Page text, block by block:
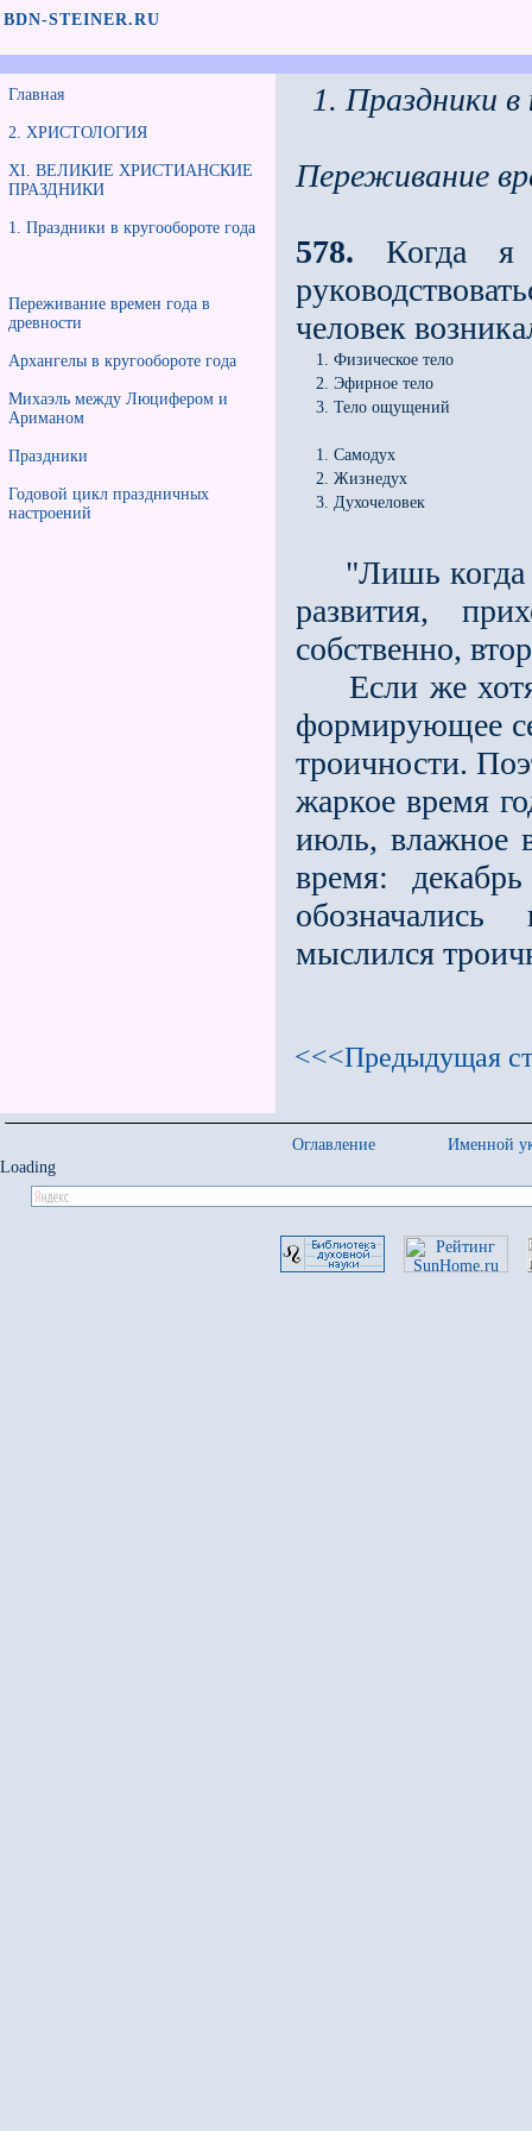
BDN-STEINER.RU
Главная
2. ХРИСТОЛОГИЯ
XI. ВЕЛИКИЕ ХРИСТИАНСКИЕ
ПРАЗДНИКИ
1. Праздники в кругообороте года
Переживание времен года в
древности
Архангелы в кругообороте года
Михаэль между Люцифером и
Ариманом
Праздники
Годовой цикл праздничных
настроений
1. Праздники в
Переживание
578. Когда
человек
1. Физическое тело
2. Эфирное тело
3. Тело ощущений
1. Самодух
2. Жизнедух
3. Духочеловек
"Лишь когда
развития,
собственно,
Если же
формирующее
троичности.
жаркое время
июль, влажное
время:
мыслился
<<<Предыдущая
Оглавление
Именной
Loading